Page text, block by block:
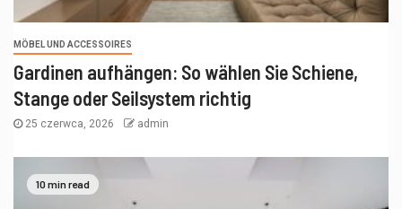
MÖBEL UND ACCESSOIRES
Gardinen aufhängen: So wählen Sie Schiene,
Stange oder Seilsystem richtig
25 czerwca, 2026 admin
10 min read